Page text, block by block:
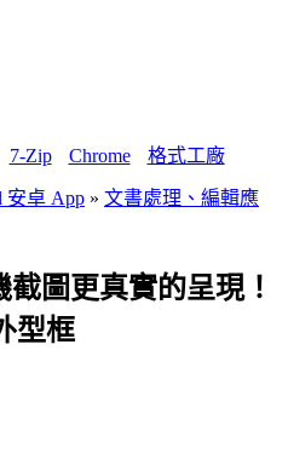
7-Zip Chrome 格式工廠
安卓 App » 文書處理、編輯應
截圖更真實的呈現！
型框